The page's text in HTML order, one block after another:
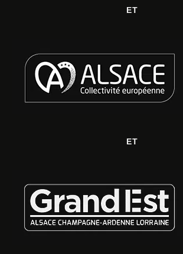
ET
ET